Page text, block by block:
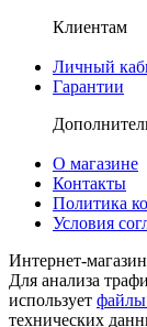
Клиентам
Личный
Гарантии
О магазине
Контакты
Политика
Условия
Интернет-
Для анализа
использует файлы
технических